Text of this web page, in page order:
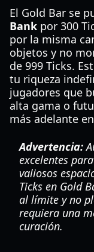
El Gold Bar se
Bank por 300
por la misma
objetos y no
de 999 Ticks.
tu riqueza
jugadores que
alta gama o
más adelante
Advertencia:
excelentes
valiosos
Ticks en Gold
al límite y no
requiera una
curación.